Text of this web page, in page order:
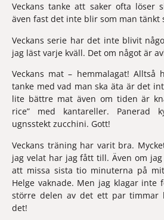
Veckans tanke att saker ofta löser
även fast det inte blir som man tänkt
Veckans serie har det inte blivit
jag läst varje kväll. Det om något är
Veckans mat – hemmalagat! Alltså
tanke med vad man ska äta är det
lite bättre mat även om tiden är
rice” med kantareller. Panerad
ugnsstekt zucchini. Gott!
Veckans träning har varit bra.
jag velat har jag fått till. Även om
att missa sista tio minuterna på
Helge vaknade. Men jag klagar inte
större delen av det ett par timmar
det!